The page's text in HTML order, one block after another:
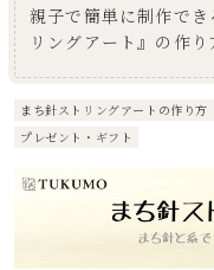
親子で簡単に制作で
リングアート』の作
まち針ストリングアートの作り方
プレゼント・ギフト